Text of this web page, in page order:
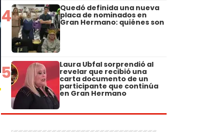
4 Quedó definida una nueva
placa de nominados en
Gran Hermano: quiénes son
5 Laura Ubfal sorprendió al
revelar que recibió una
carta documento de un
participante que continúa
en Gran Hermano